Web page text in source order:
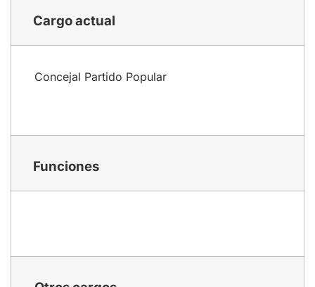
Cargo actual
Concejal Partido Popular
Funciones